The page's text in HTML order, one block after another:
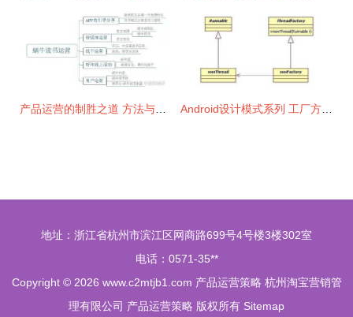
地址：浙江省杭州市滨江区网商路699号4号楼3楼302室
电话：0571-35**
Copyright © 2026 www.c2mtjb1.com 产品运营策略 杭州淘宝营销管
理有限公司 产品运营策略 版权所有 Sitemap